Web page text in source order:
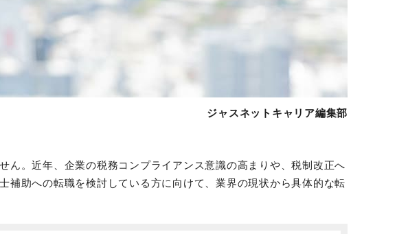
ジャスネットキャリア編集部
。近年、企業の税務コンプライアンス意識の高まりや、税制改正へ
助への転職を検討している方に向けて、業界の現状から具体的な転